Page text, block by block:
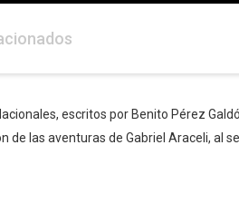
escritos por Benito Pérez
las aventuras de Gabriel Araceli, al